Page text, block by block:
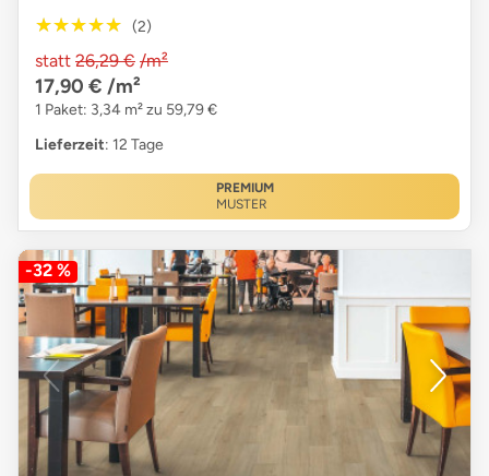
★★★★★
★★★★★ (2)
statt 26,29 € /m²
17,90 € /m²
1 Paket: 3,34 m² zu 59,79 €
Lieferzeit: 12 Tage
PREMIUM
MUSTER
-32 %